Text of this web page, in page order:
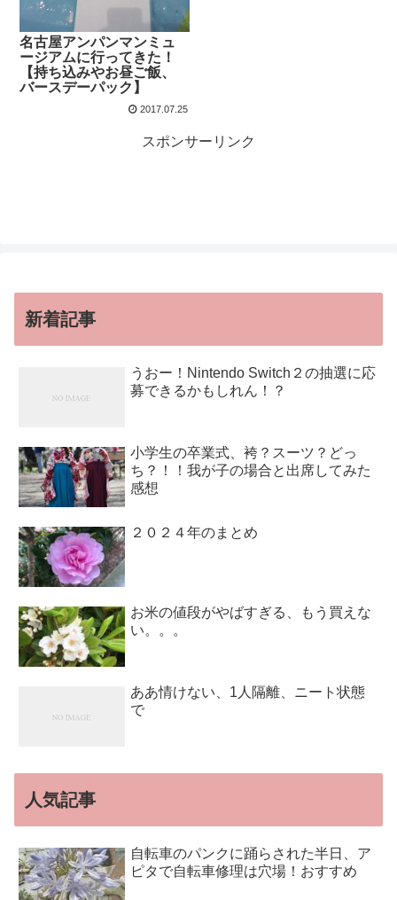
名古屋アンパンマンミュ
ージアムに行ってきた！
【持ち込みやお昼ご飯、
バースデーパック】
2017.07.25
スポンサーリンク
新着記事
うおー！Nintendo Switch２の抽選に応
募できるかもしれん！？
小学生の卒業式、袴？スーツ？どっ
ち？！！我が子の場合と出席してみた
感想
２０２４年のまとめ
お米の値段がやばすぎる、もう買えな
い。。。
ああ情けない、1人隔離、ニート状態
で
人気記事
自転車のパンクに踊らされた半日、ア
ピタで自転車修理は穴場！おすすめ